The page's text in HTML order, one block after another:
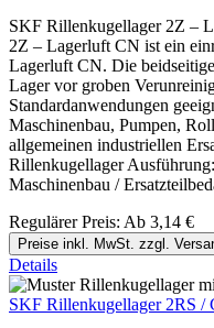
SKF Rillenkugellager 2Z –
2Z – Lagerluft CN ist ein
Lagerluft CN. Die
Lager vor groben
Standardanwendungen
Maschinenbau, Pumpen,
allgemeinen industriellen
Rillenkugellager
Maschinenbau /
Regulärer Preis: Ab 3,14 €
Preise inkl. MwSt. zzgl.
Details
SKF Rillenkugellager 2RS /